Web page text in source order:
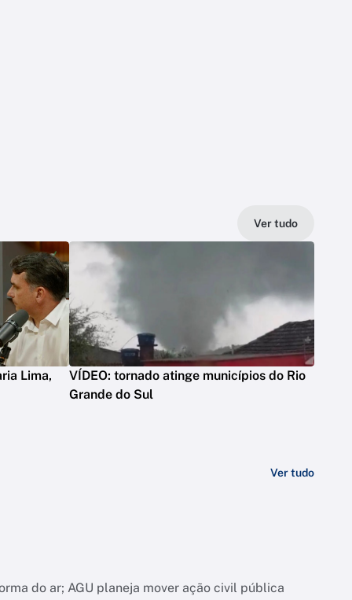
Ver tudo
Lima,
VÍDEO: tornado atinge municípios do Rio
Grande do Sul
Ver tudo
do ar; AGU planeja mover ação civil pública